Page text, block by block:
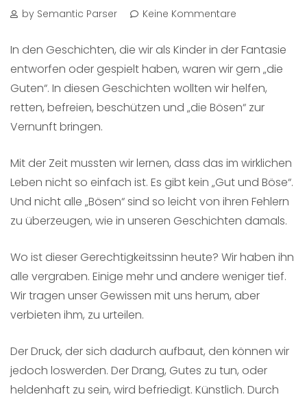
by Semantic Parser Keine Kommentare
In den Geschichten, die wir als Kinder in der Fantasie
entworfen oder gespielt haben, waren wir gern „die
Guten“. In diesen Geschichten wollten wir helfen,
retten, befreien, beschützen und „die Bösen“ zur
Vernunft bringen.
Mit der Zeit mussten wir lernen, dass das im wirklichen
Leben nicht so einfach ist. Es gibt kein „Gut und Böse“.
Und nicht alle „Bösen“ sind so leicht von ihren Fehlern
zu überzeugen, wie in unseren Geschichten damals.
Wo ist dieser Gerechtigkeitssinn heute? Wir haben ihn
alle vergraben. Einige mehr und andere weniger tief.
Wir tragen unser Gewissen mit uns herum, aber
verbieten ihm, zu urteilen.
Der Druck, der sich dadurch aufbaut, den können wir
jedoch loswerden. Der Drang, Gutes zu tun, oder
heldenhaft zu sein, wird befriedigt. Künstlich. Durch